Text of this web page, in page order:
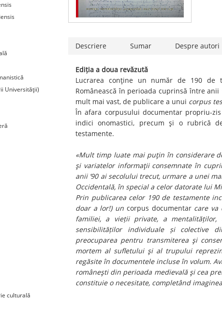
Universităţii)
culturală
Descriere Sumar Despre autori
Ediția a doua revăzută
Lucrarea conţine un număr de 190 de
Românească în perioada cuprinsă între
mult mai vast, de publicare a unui corpus
În afara corpusului documentar propriu-
indici onomastici, precum şi o rubrică
testamente.
«Mult timp luate mai puţin în considerare
şi variatelor informaţii consemnate în
anii ’90 ai secolului trecut, urmare a unei
Occidentală, în special a celor datorate lui
Prin publicarea celor 190 de testamente
doar a lor!) un corpus documentarcare va
familiei, a vieții private, a
sensibilităților individuale și colective
preocuparea pentru transmiterea şi
mortem al sufletului şi al trupului
regăsite în documentele incluse în volum.
româneşti din perioada medievală şi cea
constituie o necesitate, completând